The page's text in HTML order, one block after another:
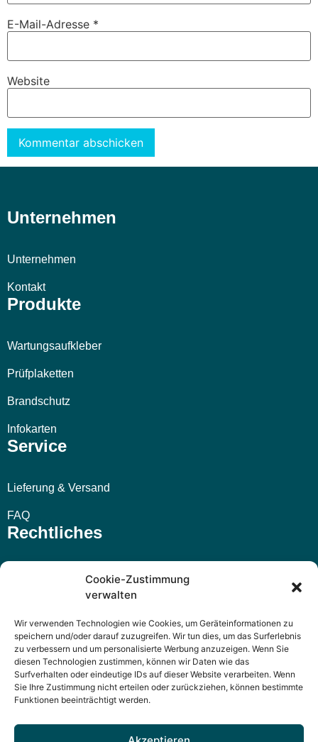
Cookie-Zustimmung
verwalten
Wir verwenden Technologien wie Cookies, um Geräteinformationen zu
speichern und/oder darauf zuzugreifen. Wir tun dies, um das Surferlebnis
zu verbessern und um personalisierte Werbung anzuzeigen. Wenn Sie
diesen Technologien zustimmen, können wir Daten wie das
Surfverhalten oder eindeutige IDs auf dieser Website verarbeiten. Wenn
Sie Ihre Zustimmung nicht erteilen oder zurückziehen, können bestimmte
Funktionen beeinträchtigt werden.
E-Mail-Adresse *
Website
Unternehmen
Unternehmen
Kontakt
Produkte
Wartungsaufkleber
Prüfplaketten
Brandschutz
Infokarten
Service
Lieferung & Versand
FAQ
Rechtliches
Widerrufsbelehrung
Datenschutzerklärung